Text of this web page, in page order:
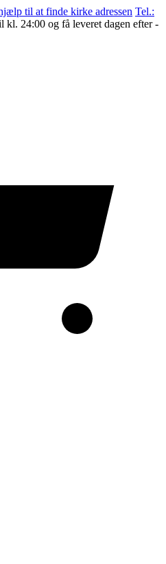
til at finde kirke adressen Tel.:
kl. 24:00 og få leveret dagen efter -